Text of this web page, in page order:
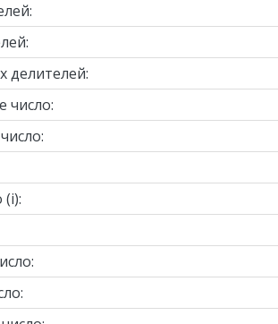
делителей:
число:
(i):